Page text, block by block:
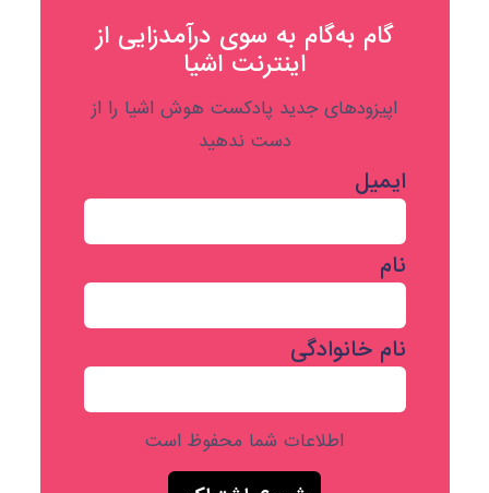
گام به‌گام به‌ سوی درآمدزایی از
اینترنت اشیا
اپیزودهای جدید پادکست هوش اشیا را از
دست ندهید
ایمیل
نام
نام خانوادگی
اطلاعات شما محفوظ است